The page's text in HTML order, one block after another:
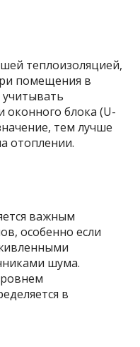
теплоизоляцией,
помещения в
оконного блока (U-
тем лучше
отоплении.
важным
особенно если
шума.
в